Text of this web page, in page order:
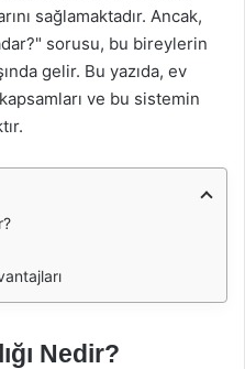
sağlamaktadır. Ancak,
sorusu, bu bireylerin
gelir. Bu yazıda, ev
ve bu sistemin
Nedir?